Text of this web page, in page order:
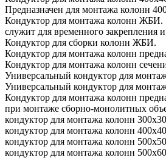
Предназначен для монтажа колонн
Кондуктор для монтажа колонн ЖБИ.
служит для временного закрепления
Кондуктор для сборки колонн ЖБИ.
Кондуктор для монтажа колонн
Кондуктор для монтажа колонн
Универсальный кондуктор для
Универсальный кондуктор для
Кондуктор для монтажа колонн
при монтаже сборно-монолитных
кондуктор для монтажа колонн
кондуктор для монтажа колонн
кондуктор для монтажа колонн
кондуктор для монтажа колонн